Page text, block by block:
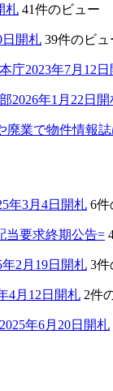
札 41件のビュー
日開札 39件のビュ
庁2023年7月12日
2026年1月22日
業で物件情報誌
年3月4日開札 6件
当要求終期公告=
2月19日開札 3件
4月12日開札 2件
年6月20日開札